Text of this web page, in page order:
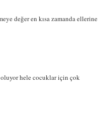
değer en kısa zamanda ellerine
hele cocuklar için çok